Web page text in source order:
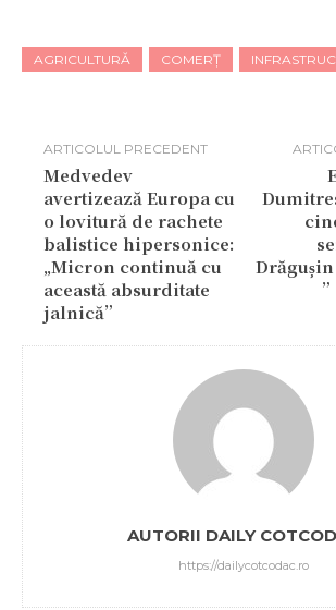
AGRICULTURĂ COMERȚ
ARTICOLUL PRECEDENT
Medvedev
avertizează Europa cu
o lovitură de rachete
balistice hipersonice:
„Micron continuă cu
această absurditate
jalnică”
AUTORII DAILY
https://dailycotcodac.ro